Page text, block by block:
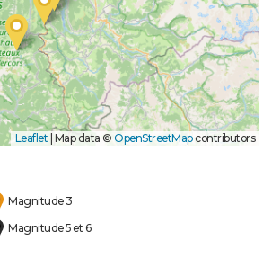
Leaflet Map data © OpenStreetMapcontributors
Magnitude 3
Magnitude 5 et 6